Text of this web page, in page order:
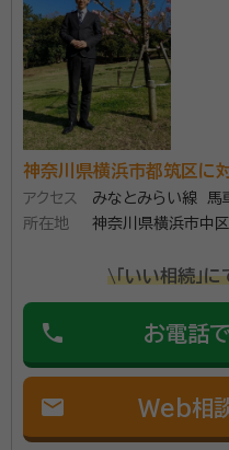
で全国対応。見積り比較サイト
な対応が評価されている。相談
する「リモート遺言状サービス」を
account_circle 満足度 5.0
ご利用時
面談の感想
すぐ来てくれた。全部やってく
た。
契約後の感想
メールでの質問にも、すぐに回答
『相続』『遺言』『終活』
ても大切なものです。
け継がれてきた資産を
産以上に大切なご家族の
いをご家族の方々にしっ
ております。そして、ご
資格等：
終活カウンセラー、相
政書士
所属団体：
神奈川県行政書士
協会 終活カウン
神奈川県横浜市都筑区に
アクセス
みなとみらい線 馬
所在地
神奈川県横浜市中
\「いい相続」
phone お電話
mail Web相